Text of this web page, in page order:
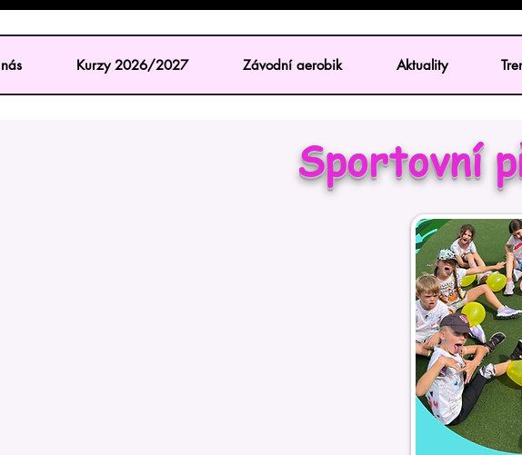
Kurzy 2026/2027 Závodní aerobik Aktuality
Sportovní